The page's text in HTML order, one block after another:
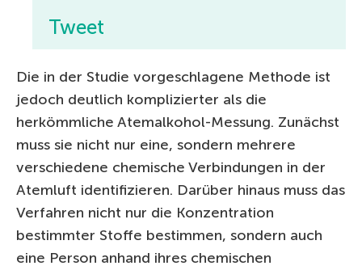
Tweet
Die in der Studie vorgeschlagene Methode ist
jedoch deutlich komplizierter als die
herkömmliche Atemalkohol-Messung. Zunächst
muss sie nicht nur eine, sondern mehrere
verschiedene chemische Verbindungen in der
Atemluft identifizieren. Darüber hinaus muss das
Verfahren nicht nur die Konzentration
bestimmter Stoffe bestimmen, sondern auch
eine Person anhand ihres chemischen